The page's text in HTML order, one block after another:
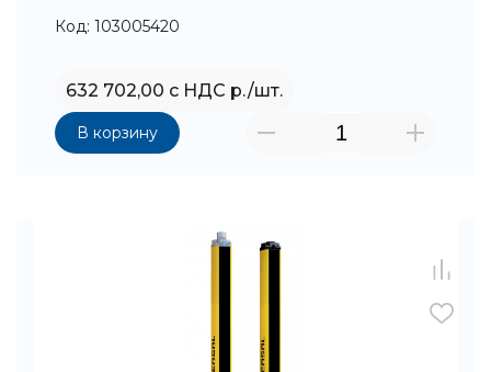
Код: 103005420
632 702,00 с НДС р./шт.
В корзину